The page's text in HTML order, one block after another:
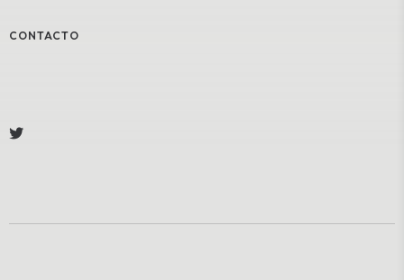
CONTACTO